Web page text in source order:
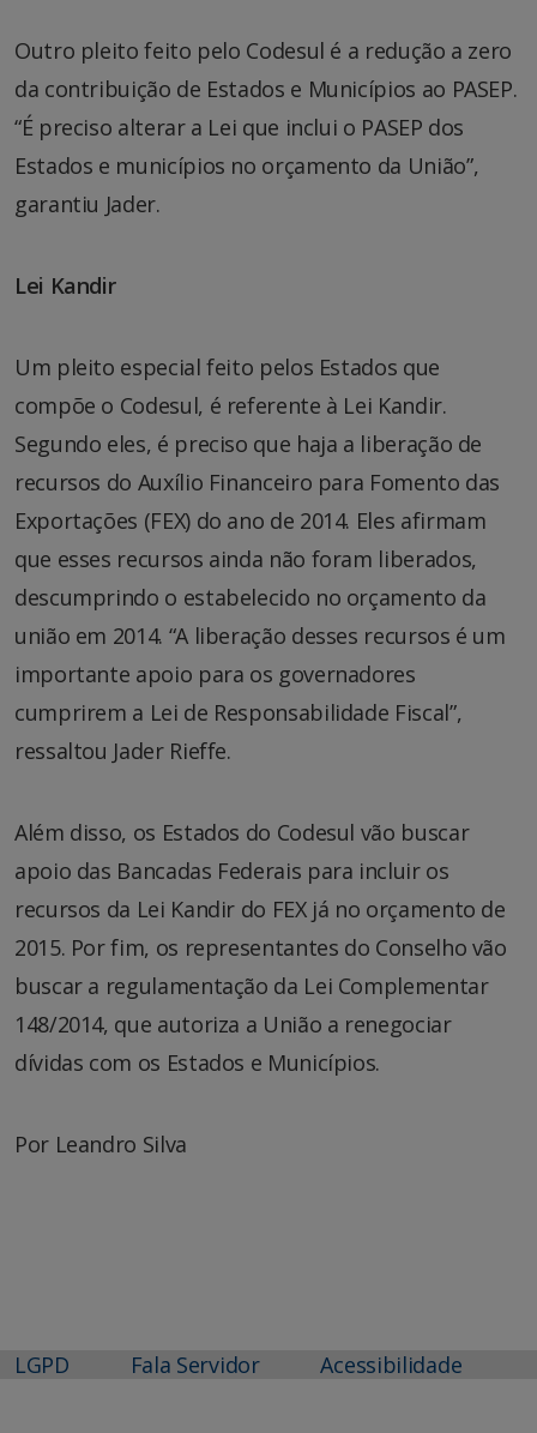
Outro pleito feito pelo Codesul é a redução a zero
da contribuição de Estados e Municípios ao PASEP.
“É preciso alterar a Lei que inclui o PASEP dos
Estados e municípios no orçamento da União”,
garantiu Jader.
Lei Kandir
Um pleito especial feito pelos Estados que
compõe o Codesul, é referente à Lei Kandir.
Segundo eles, é preciso que haja a liberação de
recursos do Auxílio Financeiro para Fomento das
Exportações (FEX) do ano de 2014. Eles afirmam
que esses recursos ainda não foram liberados,
descumprindo o estabelecido no orçamento da
união em 2014. “A liberação desses recursos é um
importante apoio para os governadores
cumprirem a Lei de Responsabilidade Fiscal”,
ressaltou Jader Rieffe.
Além disso, os Estados do Codesul vão buscar
apoio das Bancadas Federais para incluir os
recursos da Lei Kandir do FEX já no orçamento de
2015. Por fim, os representantes do Conselho vão
buscar a regulamentação da Lei Complementar
148/2014, que autoriza a União a renegociar
dívidas com os Estados e Municípios.
Por Leandro Silva
LGPD Fala Servidor Acessibilidade